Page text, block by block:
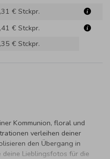
€Stckpr.
€Stckpr.
€Stckpr.
Kommunion, floral und
verleihen deiner
den Übergang in
deine Lieblingsfotos für die